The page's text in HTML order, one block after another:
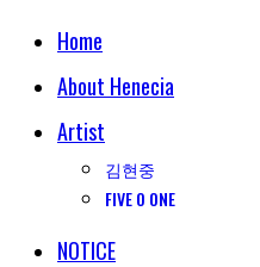
Home
About Henecia
Artist
김현중
FIVE O ONE
NOTICE